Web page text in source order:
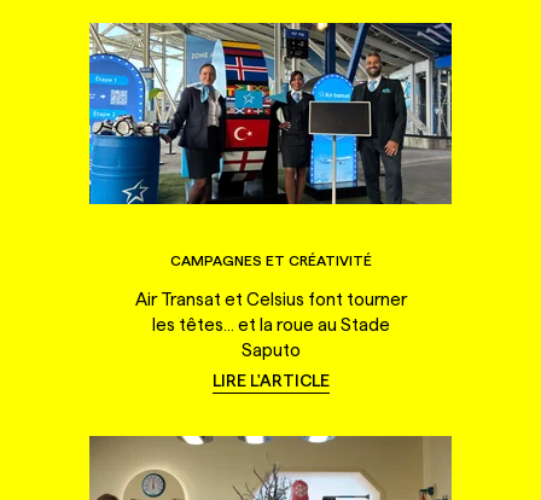
CAMPAGNES ET CRÉATIVITÉ
Air Transat et Celsius font tourner
les têtes... et la roue au Stade
Saputo
LIRE L'ARTICLE